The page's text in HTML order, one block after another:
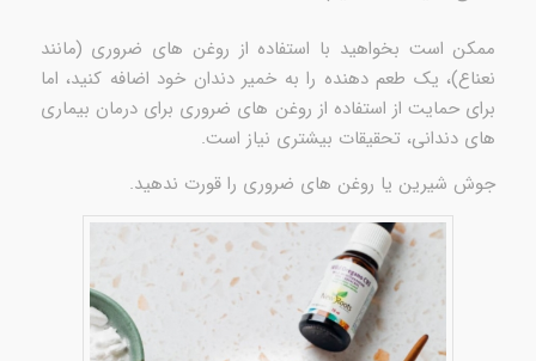
ممکن است بخواهید با استفاده از روغن های ضروری (مانند
نعناع)، یک طعم دهنده را به خمیر دندان خود اضافه کنید، اما
برای حمایت از استفاده از روغن های ضروری برای درمان بیماری
های دندانی، تحقیقات بیشتری نیاز است.
جوش شیرین یا روغن های ضروری را قورت ندهید.